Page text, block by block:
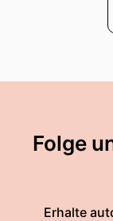
Folge
Erhalte